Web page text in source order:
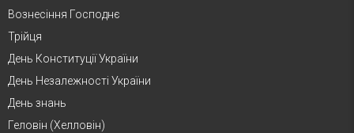
Вознесіння Господнє
Трійця
День Конституції України
День Незалежності України
День знань
Геловін (Хелловін)